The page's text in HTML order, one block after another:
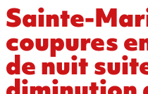
Sainte-
coupures
de nuit